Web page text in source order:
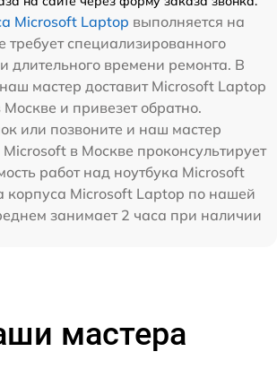
Microsoft Laptop выполняется на
требует специализированного
длительного времени ремонта. В
мастер доставит Microsoft Laptop
и привезет обратно.
или позвоните и наш мастер
в Москве проконсультирует
работ над ноутбука Microsoft
корпуса Microsoft Laptop по нашей
занимает 2 часа при наличии
мастера